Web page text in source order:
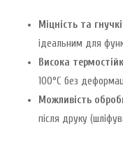
Міцність та
ідеальним для
Висока
100°C без
Можливість
після друку